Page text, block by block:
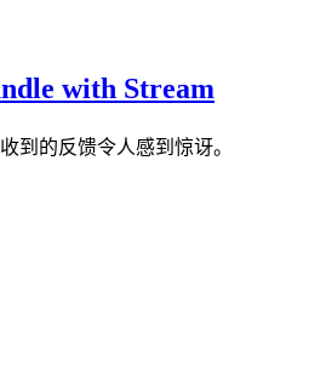
with Stream
到的反馈令人感到惊讶。